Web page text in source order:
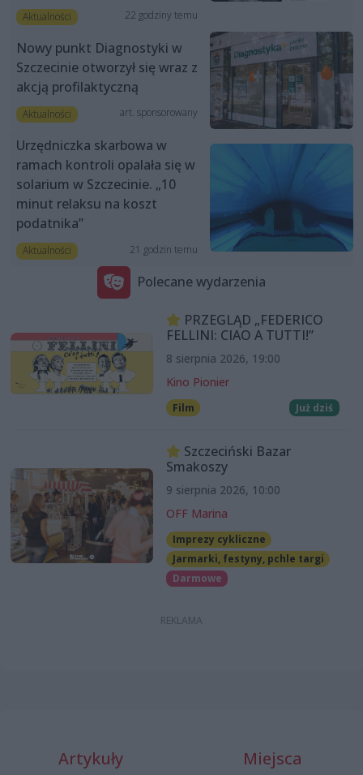
Aktualności 22 godziny temu
Nowy punkt Diagnostyki w
Szczecinie otworzył się wraz z
akcją profilaktyczną
Aktualności art. sponsorowany
Urzędniczka skarbowa w
ramach kontroli opalała się w
solarium w Szczecinie. „10
minut relaksu na koszt
podatnika”
Aktualności 21 godzin temu
Polecane wydarzenia
PRZEGLĄD „FEDERICO
FELLINI: CIAO A TUTTI!”
8 sierpnia 2026, 19:00
Kino Pionier
Film Już dziś
Szczeciński Bazar
Smakoszy
9 sierpnia 2026, 10:00
OFF Marina
Imprezy cykliczne
Jarmarki, festyny, pchle targi
Darmowe
Artykuły Miejsca